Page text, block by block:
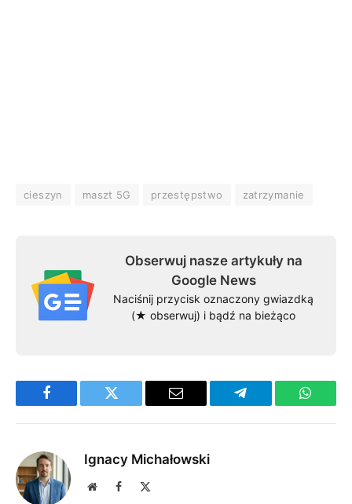
cieszyn maszt 5G przestępstwo zatrzymanie
Obserwuj nasze artykuły na
Google News
Naciśnij przycisk oznaczony gwiazdką
(★ obserwuj) i bądź na bieżąco
Facebook Twitter Email Telegram
Ignacy Michałowski
WebsiteFacebook